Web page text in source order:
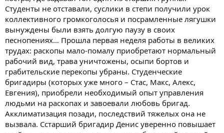
Студенты не отставали, суслики в степи получили урок
коллективного громкоголосья и посрамленные лягушки
вынуждены были взять долгую паузу в своих
песнопениях… Прошла первая неделя работы в великих
трудах: раскопы мало-помалу приобретают нормальный
рабочий вид, трава уничтожены, осыпи бортов и
грабительские перекопы убраны. Студенческие
бригадиры (которых уже много – Стас, Макс, Алекс,
Евгения), приобрели необходимый опыт управления
людьми на раскопах и завоевали любовь бригад.
Акклиматизация позади, последствий тяжелых она не
вызвала. Сстарший бригадир Денис уверенно повышает